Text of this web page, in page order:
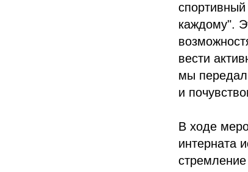
спортивный
каждому".
вести
мы
и
В ходе
интерната